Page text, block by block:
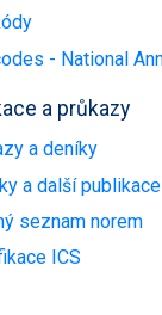
- National
a průkazy
a deníky
a další publikace
seznam norem
ICS